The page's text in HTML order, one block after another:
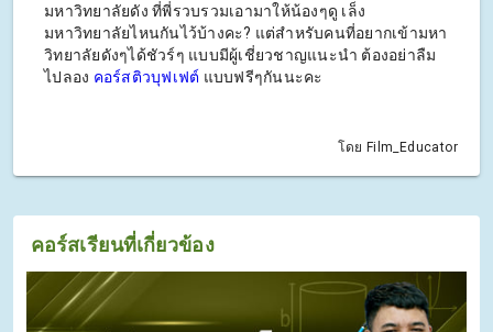
มหาวิทยาลัยดัง ที่พี่รวบรวมเอามาให้น้องๆดู เล็ง
มหาวิทยาลัยไหนกันไว้บ้างคะ? แต่สำหรับคนที่อยากเข้ามหา
วิทยาลัยดังๆได้ชัวร์ๆ แบบมีผู้เชี่ยวชาญแนะนำ ต้องอย่าลืม
ไปลอง คอร์สติวบุฟเฟต์ แบบฟรีๆกันนะคะ
โดย Film_Educator
คอร์สเรียนที่เกี่ยวข้อง